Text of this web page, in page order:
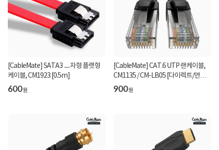
[CableMate] SATA3 ㅡ자형 플랫형
케이블, CM1923 [0.5m]
600원
[CableMate] CAT.6 UTP 랜케이블,
CM1135 / CM-LB05 [다이렉트/연선]
[블랙2m]
900원